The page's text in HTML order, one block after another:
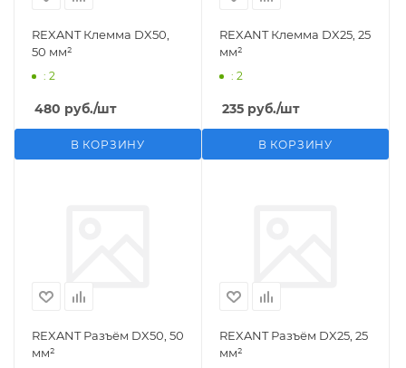
REXANT Клемма DX50,
50 мм²
: 2
480 руб./шт
В КОРЗИНУ
REXANT Клемма DX25, 25
мм²
: 2
235 руб./шт
В КОРЗИНУ
REXANT Разъём DX50, 50
мм²
REXANT Разъём DX25, 25
мм²